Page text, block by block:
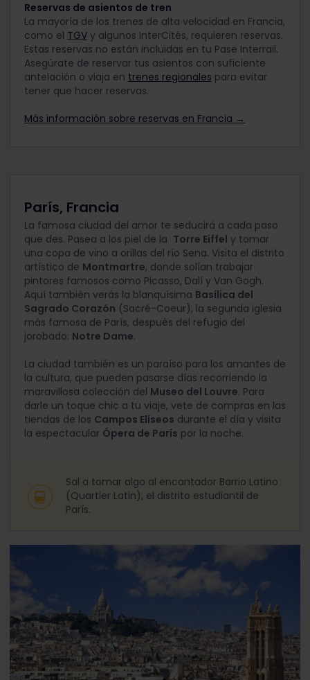
Reservas de asientos de tren
La mayoría de los trenes de alta velocidad en Francia,
como el TGV y algunos InterCités, requieren reservas.
Estas reservas no están incluidas en tu Pase Interrail.
Asegúrate de reservar tus asientos con suficiente
antelación o viaja en trenes regionales para evitar
tener que hacer reservas.
Más información sobre reservas en Francia →
París, Francia
La famosa ciudad del amor te seducirá a cada paso
que des. Pasea a los piel de la Torre Eiffel y tomar
una copa de vino a orillas del río Sena. Visita el distrito
artístico de Montmartre, donde solían trabajar
pintores famosos como Picasso, Dalí y Van Gogh.
Aquí también verás la blanquísima Basílica del
Sagrado Corazón (Sacré-Coeur), la segunda iglesia
más famosa de París, después del refugio del
jorobado: Notre Dame.
La ciudad también es un paraíso para los amantes de
la cultura, que pueden pasarse días recorriendo la
maravillosa colección del Museo del Louvre. Para
darle un toque chic a tu viaje, vete de compras en las
tiendas de los Campos Elíseos durante el día y visita
la espectacular Ópera de París por la noche.
Sal a tomar algo al encantador Barrio Latino
(Quartier Latin), el distrito estudiantil de
París.